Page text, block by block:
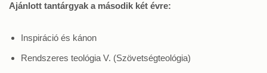
Ajánlott tantárgyak a második két évre:
Inspiráció és kánon
Rendszeres teológia V. (Szövetségteológia)